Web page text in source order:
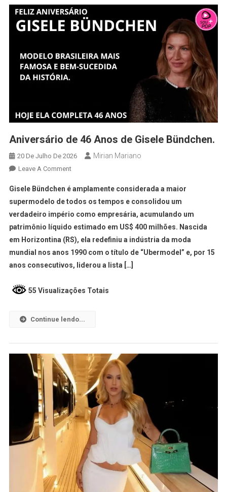
Aniversário de 46 Anos de Gisele Bündchen.
20 De Julho De 2026 Mirian Mariano
Leave A Comment
Gisele Bündchen é amplamente considerada a maior
supermodelo de todos os tempos e consolidou um
verdadeiro império como empresária, acumulando um
patrimônio líquido estimado em US$ 400 milhões. Nascida
em Horizontina (RS), ela redefiniu a indústria da moda
mundial nos anos 1990 com o título de “Ubermodel” e, por 15
anos consecutivos, liderou a lista […]
55 Visualizações Totais
Continue lendo...